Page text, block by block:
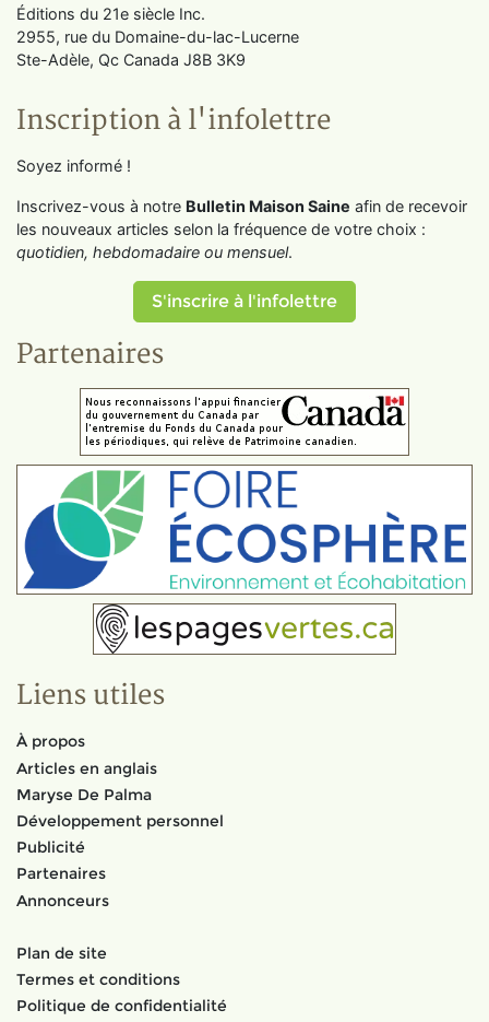
Éditions du 21e siècle Inc.
2955, rue du Domaine-du-lac-Lucerne
Ste-Adèle, Qc Canada J8B 3K9
Inscription à l'infolettre
Soyez informé !
Inscrivez-vous à notre Bulletin Maison Saine afin de recevoir
les nouveaux articles selon la fréquence de votre choix :
quotidien, hebdomadaire ou mensuel.
S'inscrire à l'infolettre
Partenaires
Liens utiles
À propos
Articles en anglais
Maryse De Palma
Développement personnel
Publicité
Partenaires
Annonceurs
Plan de site
Termes et conditions
Politique de confidentialité